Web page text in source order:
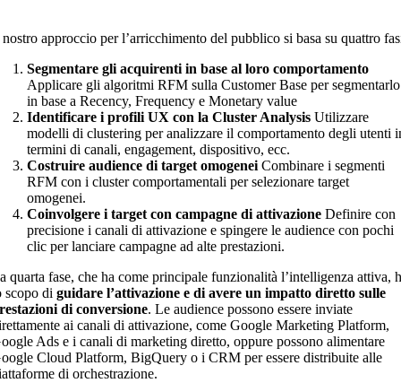
approccio per l’arricchimento del pubblico si basa su quattro
Segmentare gli acquirenti in base al loro comportamento
Applicare gli algoritmi RFM sulla Customer Base per segmentarlo
in base a Recency, Frequency e Monetary value
Identificare i profili UX con la Cluster Analysis Utilizzare
modelli di clustering per analizzare il comportamento degli utenti
termini di canali, engagement, dispositivo, ecc.
Costruire audience di target omogenei Combinare i segmenti
RFM con i cluster comportamentali per selezionare target
omogenei.
Coinvolgere i target con campagne di attivazione Definire con
precisione i canali di attivazione e spingere le audience con pochi
clic per lanciare campagne ad alte prestazioni.
quarta fase, che ha come principale funzionalità l’intelligenza attiva,
scopo diguidare l’attivazione e di avere un impatto diretto sulle
di conversione. Le audience possono essere inviate
ai canali di attivazione, come Google Marketing Platform,
Ads e i canali di marketing diretto, oppure possono alimentare
Cloud Platform, BigQuery o i CRM per essere distribuite alle
di orchestrazione.